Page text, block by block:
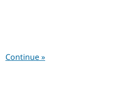
Continue »